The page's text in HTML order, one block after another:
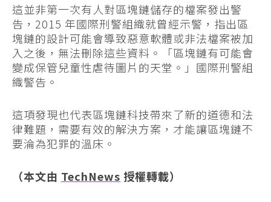
這並非第一次有人對區塊鏈儲存的檔案發出警
告，2015 年國際刑警組織就曾經示警，指出區
塊鏈的設計可能會導致惡意軟體或非法檔案被加
入之後，無法刪除這些資料。「區塊鏈有可能會
變成保管兒童性虐待圖片的天堂。」國際刑警組
織警告。
這項發現也代表區塊鏈科技帶來了新的道德和法
律難題，需要有效的解決方案，才能讓區塊鏈不
要淪為犯罪的溫床。
（本文由 TechNews 授權轉載）